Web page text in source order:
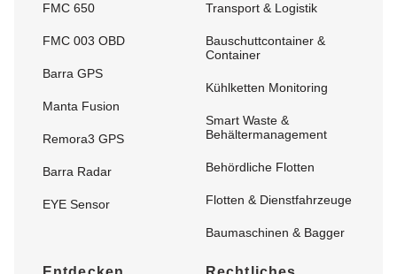
FMC 650
FMC 003 OBD
Barra GPS
Manta Fusion
Remora3 GPS
Barra Radar
EYE Sensor
Transport & Logistik
Bauschuttcontainer &
Container
Kühlketten Monitoring
Smart Waste &
Behältermanagement
Behördliche Flotten
Flotten & Dienstfahrzeuge
Baumaschinen & Bagger